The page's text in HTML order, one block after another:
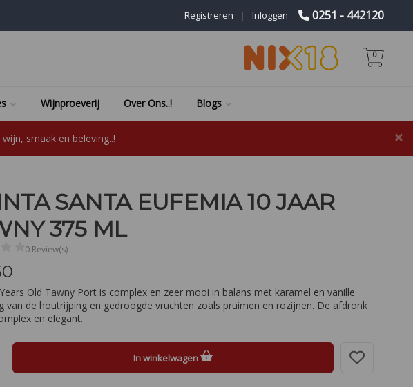
0251 - 442120
Inloggen
|
Registreren
0
Wijnproeverij Over Ons..! Blogs
smaak en beleving..! ×
SANTA EUFEMIA 10 JAAR
375 ML
0 Review(s)
Old Tawny Port is complex en zeer mooi in balans met karamel en vanille
van de houtrijping en gedroogde vruchten zoals pruimen en rozijnen. De afdronk
en elegant.
In winkelwagen